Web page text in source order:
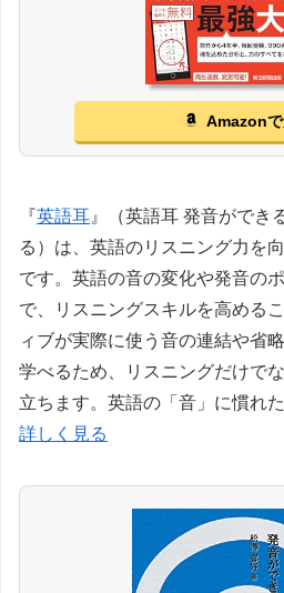
Amazon
『英語耳』（英語耳 発音ができ
る）は、英語のリスニング力を
です。英語の音の変化や発音の
で、リスニングスキルを高める
ィブが実際に使う音の連結や省
学べるため、リスニングだけで
立ちます。英語の「音」に慣れ
詳しく見る